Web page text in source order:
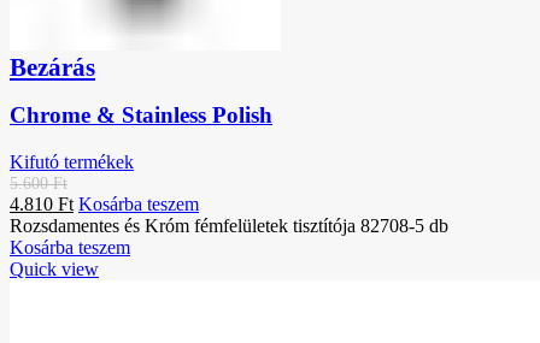
Bezárás
Chrome & Stainless Polish
Kifutó termékek
5.600Ft
4.810 Ft Kosárba teszem
Rozsdamentes és Króm fémfelületek tisztítója 82708-5 db
Kosárba teszem
Quick view